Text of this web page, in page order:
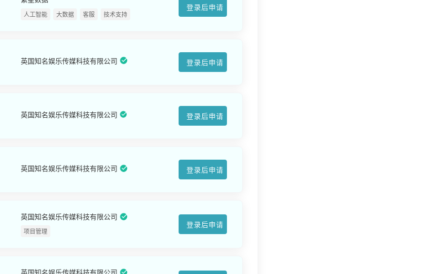
人工智能 大数据 客服 技术支持
登录后申请
英国知名娱乐传媒科技有限公司 登录后申请
英国知名娱乐传媒科技有限公司 登录后申请
英国知名娱乐传媒科技有限公司 登录后申请
英国知名娱乐传媒科技有限公司
项目管理
登录后申请